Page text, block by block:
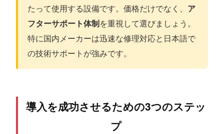
たって使用する設備です。価格だけでなく、 ア
フターサポート体制を重視して選びましょう。
特に国内メーカーは迅速な修理対応と日本語で
の技術サポートが強みです。
導入を成功させるための3つのステッ
プ